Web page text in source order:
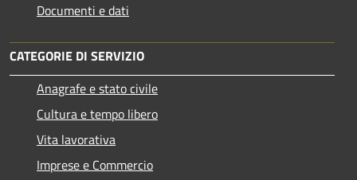
Documenti e dati
CATEGORIE DI SERVIZIO
Anagrafe e stato civile
Cultura e tempo libero
Vita lavorativa
Imprese e Commercio